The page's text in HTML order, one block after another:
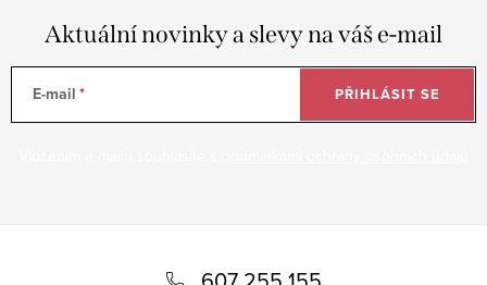
Aktuální novinky a slevy na váš e-mail
E-mail PŘIHLÁSIT SE